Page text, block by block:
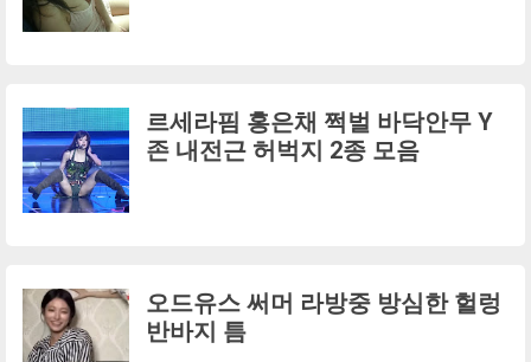
르세라핌 홍은채 쩍벌 바닥안무 Y
존 내전근 허벅지 2종 모음
오드유스 써머 라방중 방심한 헐렁
반바지 틈